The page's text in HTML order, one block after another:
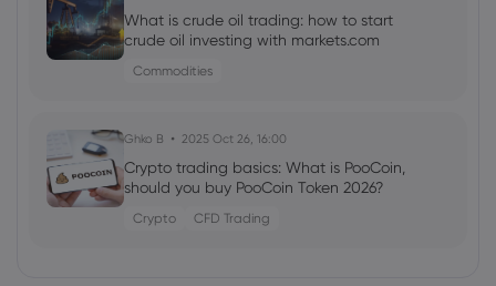
What is crude oil trading: how to start
crude oil investing with markets.com
Commodities
Ghko B 2025 Oct 26, 16:00
Crypto trading basics: What is PooCoin,
should you buy PooCoin Token 2026?
Crypto CFD Trading